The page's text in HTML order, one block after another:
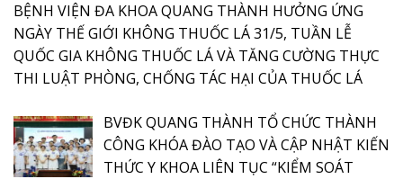
BỆNH VIỆN ĐA KHOA QUANG THÀNH HƯỞNG ỨNG
NGÀY THẾ GIỚI KHÔNG THUỐC LÁ 31/5, TUẦN LỄ
QUỐC GIA KHÔNG THUỐC LÁ VÀ TĂNG CƯỜNG THỰC
THI LUẬT PHÒNG, CHỐNG TÁC HẠI CỦA THUỐC LÁ
BVĐK QUANG THÀNH TỔ CHỨC THÀNH
CÔNG KHÓA ĐÀO TẠO VÀ CẬP NHẬT KIẾN
THỨC Y KHOA LIÊN TỤC “KIỂM SOÁT